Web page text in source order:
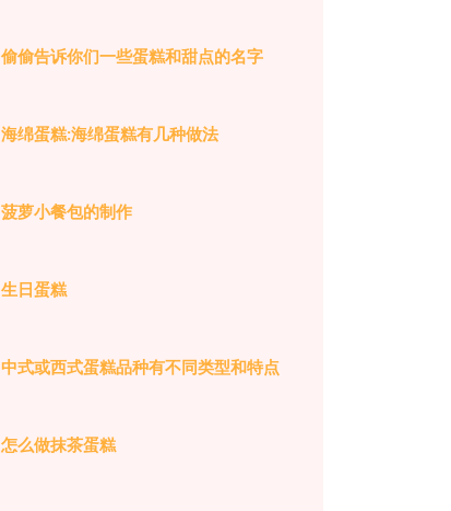
偷偷告诉你们一些蛋糕和甜点的名字
海绵蛋糕:海绵蛋糕有几种做法
菠萝小餐包的制作
生日蛋糕
中式或西式蛋糕品种有不同类型和特点
怎么做抹茶蛋糕